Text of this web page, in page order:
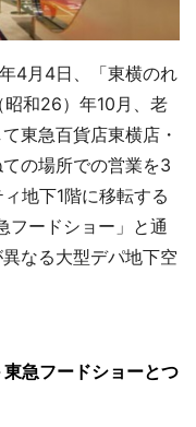
4月4日、「東横のれ
昭和26）年10月、老
東急百貨店東横店・
の場所での営業を3
地下1階に移転する
フードショー」と通
なる大型デパ地下空
急フードショーとつ